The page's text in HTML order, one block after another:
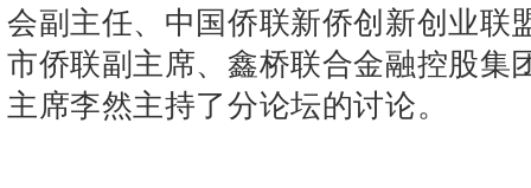
会副主任、中国侨联新侨创新创业联
市侨联副主席、鑫桥联合金融控股集
主席李然主持了分论坛的讨论。